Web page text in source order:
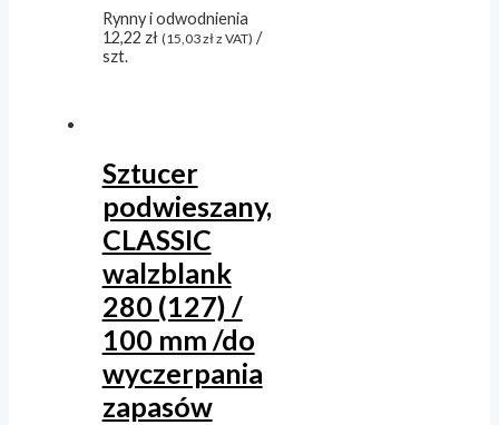
Rynny i odwodnienia
12,22 zł (15,03złz VAT) /
szt.
Sztucer
podwieszany,
CLASSIC
walzblank
280 (127) /
100 mm /do
wyczerpania
zapasów